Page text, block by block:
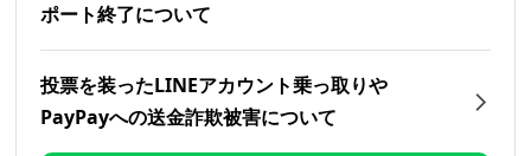
ポート終了について
投票を装ったLINEアカウント乗っ取りや
PayPayへの送金詐欺被害について